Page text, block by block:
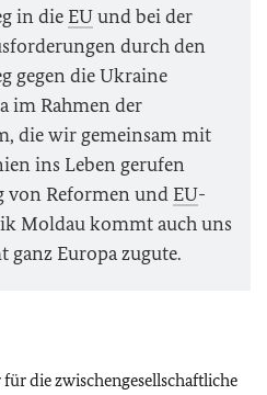
in die EUund bei der
durch den
gegen die Ukraine
im Rahmen der
die wir gemeinsam mit
ins Leben gerufen
von Reformen und EU-
Moldau kommt auch uns
Europa zugute.
die zwischengesellschaftliche